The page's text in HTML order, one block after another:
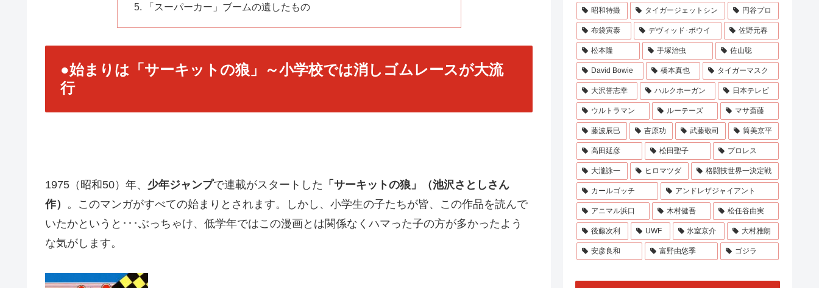
「スーパーカー」ブームの遺したもの
●始まりは「サーキットの狼」～小学校では消しゴムレースが大流
行
1975（昭和50）年、 少年ジャンプで連載がスタートした 「サーキットの狼」（池沢さとしさん
作） 。このマンガがすべての始まりとされます。しかし、小学生の子たちが皆、この作品を読んで
いたかというと･･･ぶっちゃけ、低学年ではこの漫画とは関係なくハマった子の方が多かったよう
な気がします。
昭和特撮 タイガージェットシン 円谷プロ
布袋寅泰 デヴィッド･ボウイ 佐野元春
松本隆 手塚治虫 佐山聡
David Bowie 橋本真也 タイガーマスク
大沢誉志幸 ハルクホーガン 日本テレビ
ウルトラマン ルーテーズ マサ斎藤
藤波辰巳 吉原功 武藤敬司 筒美京平
高田延彦 松田聖子 プロレス
大瀧詠一 ヒロマツダ 格闘技世界一決定戦
カールゴッチ アンドレザジャイアント
アニマル浜口 木村健吾 松任谷由実
後藤次利 UWF 氷室京介 大村雅朗
安彦良和 富野由悠季 ゴジラ